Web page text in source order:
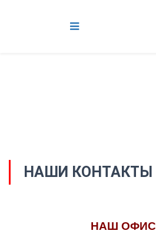
НАШИ КОНТАКТЫ
НАШ ОФИС